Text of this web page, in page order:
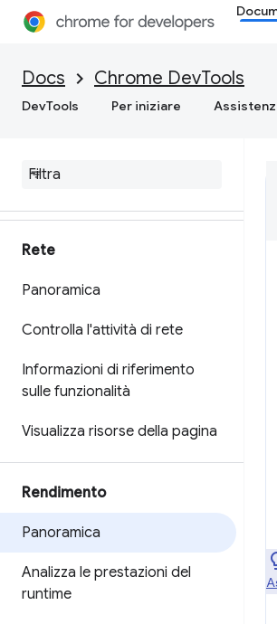
Docs Chrome DevTools
DevTools Per iniziare
Esegui l'override dei contenuti
risposte HTTP localmente
Riferimento per il debug di
Esegui il debug di Web
Rete
Panoramica
Controlla l'attività di rete
Informazioni di riferimento
sulle funzionalità
Visualizza risorse della pagina
Rendimento
Panoramica
Analizza le prestazioni del
runtime